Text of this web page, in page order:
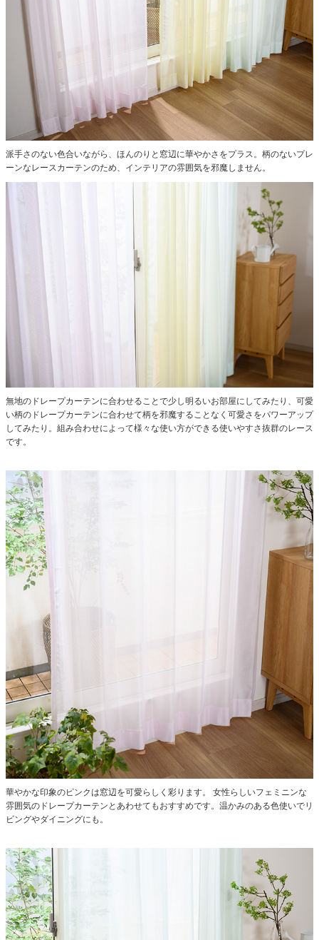
派手さのない色合いながら、ほんのりと窓辺に華やかさをプラス。柄のないプレ
ーンなレースカーテンのため、インテリアの雰囲気を邪魔しません。
無地のドレープカーテンに合わせることで少し明るいお部屋にしてみたり、可愛
い柄のドレープカーテンに合わせて柄を邪魔することなく可愛さをパワーアップ
してみたり。組み合わせによって様々な使い方ができる使いやすさ抜群のレース
です。
華やかな印象のピンクは窓辺を可愛らしく彩ります。
女性らしいフェミニンな
雰囲気のドレープカーテンとあわせてもおすすめです。温かみのある色使いでリ
ビングやダイニングにも。